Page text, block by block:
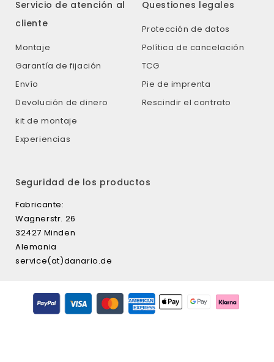
Servicio de atención al
cliente
Montaje
Garantía de fijación
Envío
Devolución de dinero
kit de montaje
Experiencias
Questiones legales
Protección de datos
Política de cancelación
TCG
Pie de imprenta
Rescindir el contrato
Seguridad de los productos
Fabricante:
Wagnerstr. 26
32427 Minden
Alemania
service(at)danario.de
Formas
de